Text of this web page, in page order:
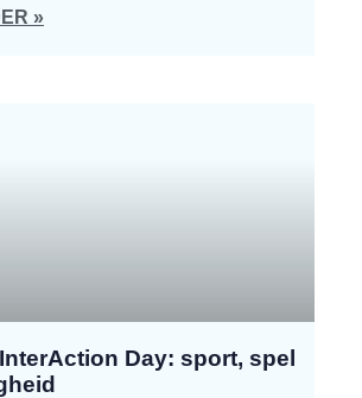
»
Day: sport, spel